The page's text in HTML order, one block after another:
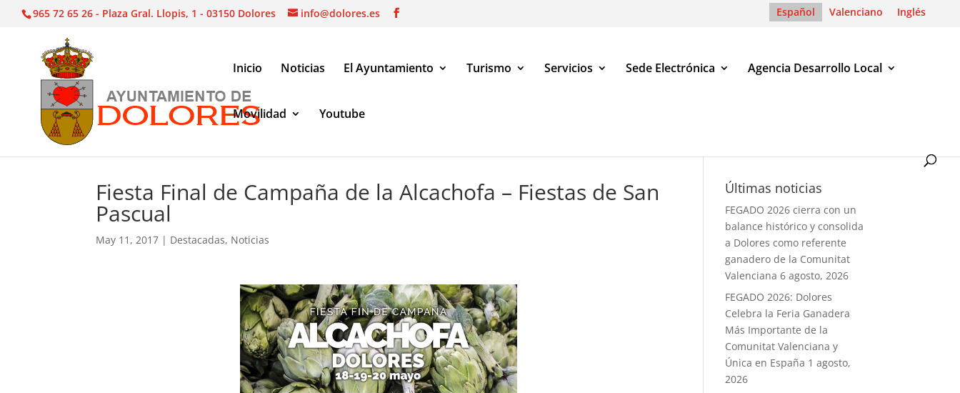
965 72 65 26 - Plaza Gral. Llopis, 1 - 03150 Dolores info@dolores.es Español Valenciano Inglés
Inicio Noticias El Ayuntamiento Turismo Servicios Sede Electrónica Agencia Desarrollo Local
Movilidad Youtube
Fiesta Final de Campaña de la Alcachofa – Fiestas de San
Pascual
May 11, 2017 | Destacadas, Noticias
Últimas noticias
FEGADO 2026 cierra con un
balance histórico y consolida
a Dolores como referente
ganadero de la Comunitat
Valenciana 6 agosto, 2026
FEGADO 2026: Dolores
Celebra la Feria Ganadera
Más Importante de la
Comunitat Valenciana y
Única en España 1 agosto,
2026